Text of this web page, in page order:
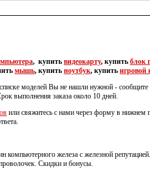
, купить видеокарту, купить блок
мышь, купить ноутбук, купить игровой
моделей Вы не нашли нужной -
выполнения заказа около 10 дней.
или свяжитесь с нами через форму в нижнем
компьютерного железа с железной
Скидки и бонусы.